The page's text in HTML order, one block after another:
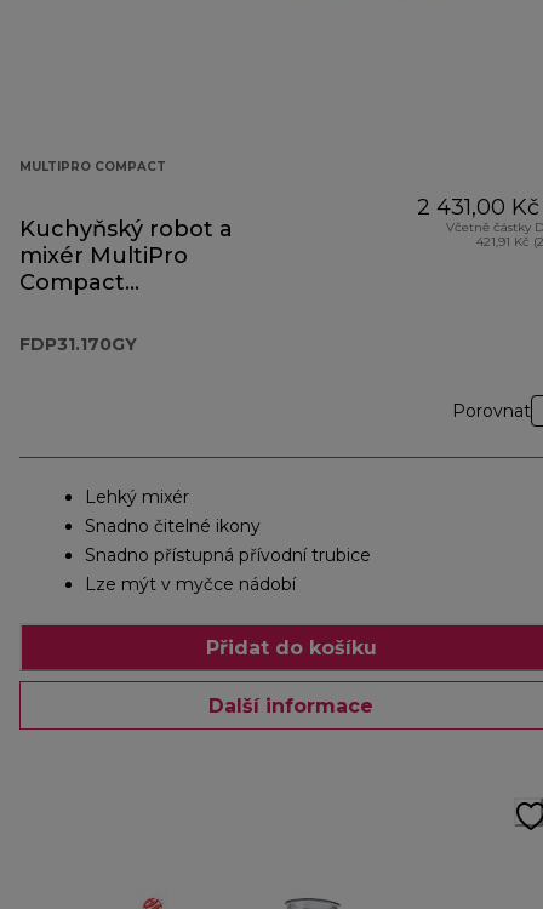
MULTIPRO COMPACT
Kuchyňský robot a
mixér MultiPro
Compact
FDP31.170GY
2 431,00 Kč
Včetně částky
421,91 Kč
Porovnat
Lehký mixér
Snadno čitelné ikony
Snadno přístupná přívodní trubice
Lze mýt v myčce nádobí
Přidat do košíku
Další informace